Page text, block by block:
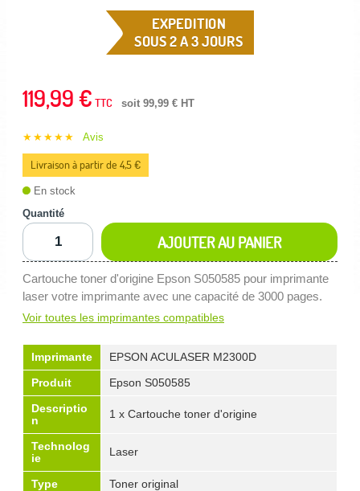
EXPEDITION
SOUS 2 A 3 JOURS
119,99 € TTC soit 99,99 € HT
★★★★★ Avis
Livraison à partir de 4,5 €
En stock
Quantité
AJOUTER AU PANIER
Cartouche toner d'origine Epson S050585 pour imprimante
laser votre imprimante avec une capacité de 3000 pages.
Voir toutes les imprimantes compatibles
Imprimante
EPSON ACULASER M2300D
Produit
Epson S050585
Descriptio
n
1 x Cartouche toner d'origine
Technolog
ie
Laser
Type
Toner original